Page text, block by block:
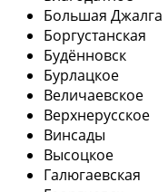
Большая Джалга
Боргустанская
Будённовск
Бурлацкое
Величаевское
Верхнерусское
Винсады
Высоцкое
Галюгаевская